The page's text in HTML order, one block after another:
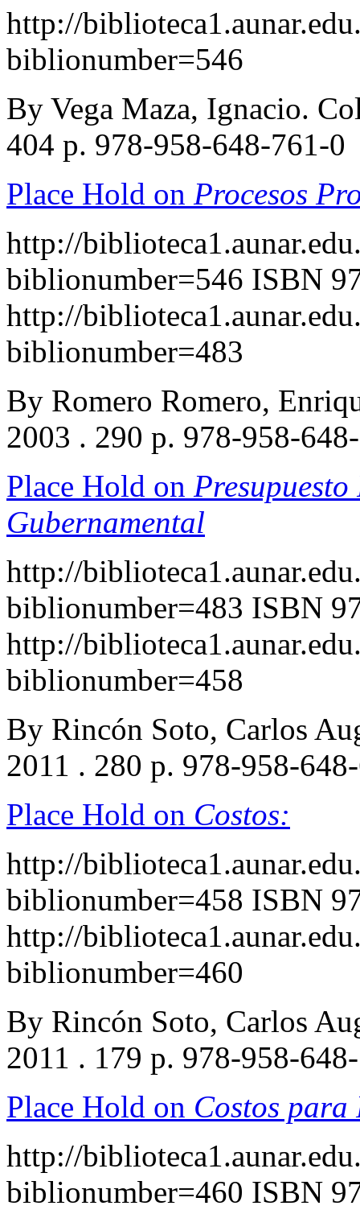
http://
biblionumber=546
By Vega Maza, Ignacio.
404 p. 978-958-648-761-0
Place Hold on Procesos
http://
biblionumber=546 ISBN
http://
biblionumber=483
By Romero Romero,
2003 . 290 p. 978-958-
Place Hold on
Gubernamental
http://
biblionumber=483 ISBN
http://
biblionumber=458
By Rincón Soto, Carlos
2011 . 280 p. 978-958-
Place Hold on Costos:
http://
biblionumber=458 ISBN
http://
biblionumber=460
By Rincón Soto, Carlos
2011 . 179 p. 978-958-
Place Hold on Costos para
http://
biblionumber=460 ISBN